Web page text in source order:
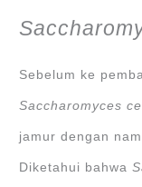
Sebelum ke
Saccharomyces
jamur dengan
Diketahui bahwa